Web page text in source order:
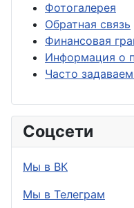
Фотогалерея
Обратная связь
Финансовая
Информация о
Часто
Соцсети
Мы в ВК
Мы в Телеграм